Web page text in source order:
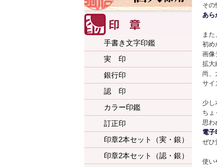
手書き文字印鑑
実 印
銀行印
認 印
カラー印鑑
訂正印
印章2本セット（実・銀）
印章2本セット（認・銀）
その
あら
また
初め
画像
拡大
尚、
サイ
少し
ちょ
思わ
電子
ぜひ
使い